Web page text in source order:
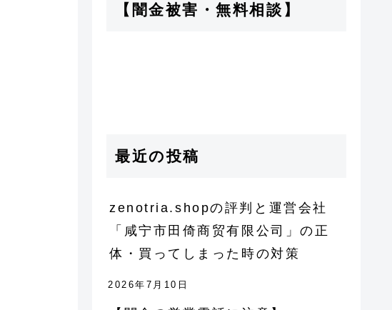
【闇金被害・無料相談】
最近の投稿
zenotria.shopの評判と運営会社
「咸宁市田倚商贸有限公司」の正
体・買ってしまった時の対策
2026年7月10日